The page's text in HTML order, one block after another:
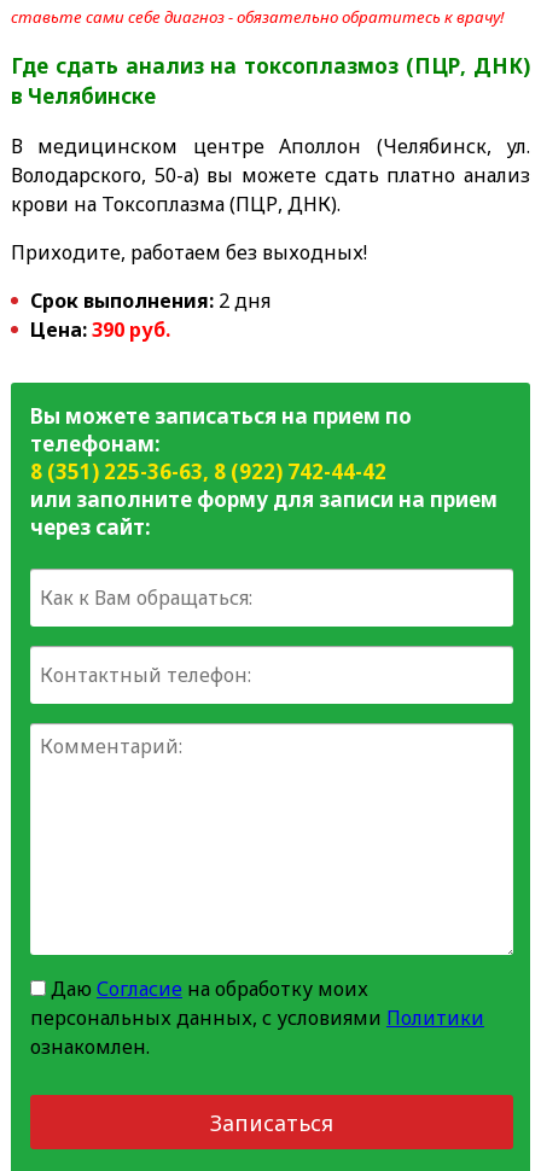
ставьте сами себе диагноз - обязательно обратитесь к врачу!
Где сдать анализ на токсоплазмоз (ПЦР, ДНК)
в Челябинске
В медицинском центре Аполлон (Челябинск, ул.
Володарского, 50-а) вы можете сдать платно анализ
крови на Токсоплазма (ПЦР, ДНК).
Приходите, работаем без выходных!
Срок выполнения:2 дня
Цена:390 руб.
Вы можете записаться на прием по
телефонам:
8 (351) 225-36-63, 8 (922) 742-44-42
или заполните форму для записи на прием
через сайт:
Даю Согласиена обработку моих
персональных данных, с условиями Политики
ознакомлен.
Записаться